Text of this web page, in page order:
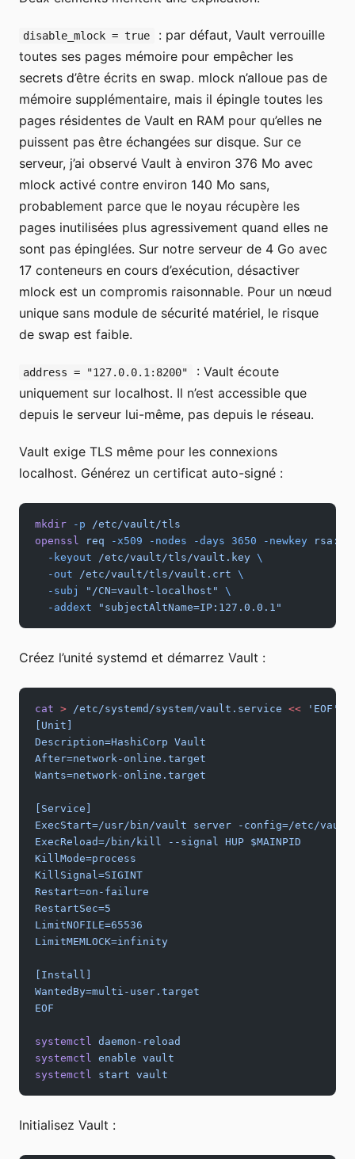
disable_mlock = true
: par défaut, Vault verrouille
toutes ses pages mémoire pour empêcher les
secrets d’être écrits en swap. mlock n’alloue pas de
mémoire supplémentaire, mais il épingle toutes les
pages résidentes de Vault en RAM pour qu’elles ne
puissent pas être échangées sur disque. Sur ce
serveur, j’ai observé Vault à environ 376 Mo avec
mlock activé contre environ 140 Mo sans,
probablement parce que le noyau récupère les
pages inutilisées plus agressivement quand elles ne
sont pas épinglées. Sur notre serveur de 4 Go avec
17 conteneurs en cours d’exécution, désactiver
mlock est un compromis raisonnable. Pour un nœud
unique sans module de sécurité matériel, le risque
de swap est faible.
address = "127.0.0.1:8200"
: Vault écoute
uniquement sur localhost. Il n’est accessible que
depuis le serveur lui-même, pas depuis le réseau.
Vault exige TLS même pour les connexions
localhost. Générez un certificat auto-signé :
mkdir -p /etc/vault/tls
openssl req -x509 -nodes -days 3650 -newkey
  -keyout
/etc/vault/tls/vault.key \
  -out
/etc/vault/tls/vault.crt \
  -subj
"/CN=vault-localhost"
\
  -addext
"subjectAltName=IP:127.0.0.1"
Créez l’unité systemd et démarrez Vault :
cat > /etc/systemd/system/vault.service << 'EOF'
[Unit]
Description=HashiCorp Vault
After=network-online.target
Wants=network-online.target
[Service]
ExecStart=/usr/bin/vault server -config=/etc/
ExecReload=/bin/kill --signal HUP $MAINPID
KillMode=process
KillSignal=SIGINT
Restart=on-failure
RestartSec=5
LimitNOFILE=65536
LimitMEMLOCK=infinity
[Install]
WantedBy=multi-user.target
EOF
systemctl daemon-reload
systemctl enable vault
systemctl start vault
Initialisez Vault :